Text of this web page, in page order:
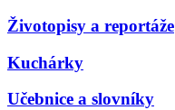
Životopisy a reportáže
Kuchárky
Učebnice a slovníky